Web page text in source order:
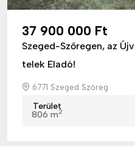
37 900 000 Ft
Szeged-Szőregen, az
telek Eladó!
6771 Szeged Szőreg
Terület
806 m2